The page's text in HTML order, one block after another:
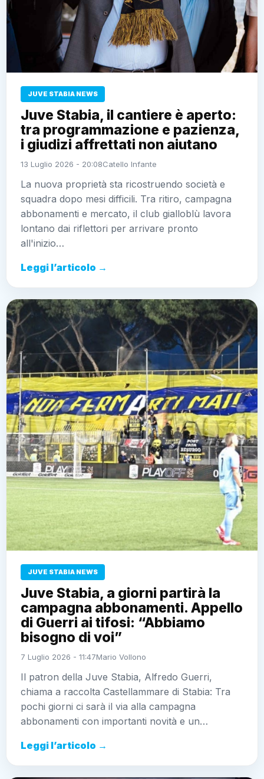
JUVE STABIA NEWS
Juve Stabia, il cantiere è aperto:
tra programmazione e pazienza,
i giudizi affrettati non aiutano
13 Luglio 2026 - 20:08Catello Infante
La nuova proprietà sta ricostruendo società e
squadra dopo mesi difficili. Tra ritiro, campagna
abbonamenti e mercato, il club gialloblù lavora
lontano dai riflettori per arrivare pronto
all'inizio…
Leggi l’articolo →
JUVE STABIA NEWS
Juve Stabia, a giorni partirà la
campagna abbonamenti. Appello
di Guerri ai tifosi: “Abbiamo
bisogno di voi”
7 Luglio 2026 - 11:47Mario Vollono
Il patron della Juve Stabia, Alfredo Guerri,
chiama a raccolta Castellammare di Stabia: Tra
pochi giorni ci sarà il via alla campagna
abbonamenti con importanti novità e un…
Leggi l’articolo →